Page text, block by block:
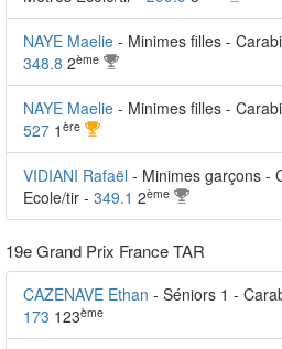
NAYE Maelie - Minimes filles -
348.8 2ème
NAYE Maelie - Minimes filles -
527 1 ère
VIDIANI Rafaël - Minimes garçons -
Ecole/tir - 349.1 2ème
19e Grand Prix France TAR
CAZENAVE Ethan - Séniors 1 -
173 123ème